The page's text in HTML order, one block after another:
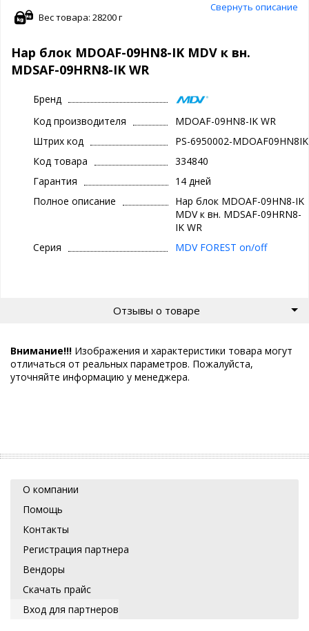
Свернуть описание
Вес товара: 28200 г
Нар блок MDOAF-09HN8-IK MDV к вн.
MDSAF-09HRN8-IK WR
Бренд
Код производителя
MDOAF-09HN8-IK WR
Штрих код
PS-6950002-MDOAF09HN8IK
Код товара
334840
Гарантия
14 дней
Полное описание
Нар блок MDOAF-09HN8-IK
MDV к вн. MDSAF-09HRN8-
IK WR
Серия
MDV FOREST on/off
Отзывы о товаре
Внимание!!! Изображения и характеристики товара могут
отличаться от реальных параметров. Пожалуйста,
уточняйте информацию у менеджера.
О компании
Помощь
Контакты
Регистрация партнера
Вендоры
Скачать прайс
Вход для партнеров